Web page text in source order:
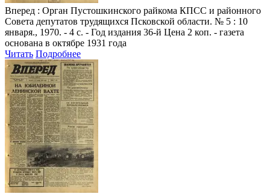
Вперед : Орган Пустошкинского райкома КПСС и районного
Совета депутатов трудящихся Псковской области. № 5 : 10
января., 1970. - 4 с. - Год издания 36-й Цена 2 коп. - газета
основана в октябре 1931 года
Читать Подробнее